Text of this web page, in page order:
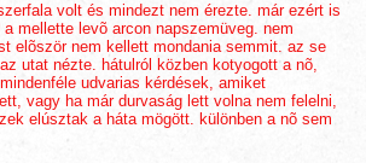
volt és mindezt nem érezte. már ezért is
mellette levõ arcon napszemüveg. nem
elõször nem kellett mondania semmit. az se
utat nézte. hátulról közben kotyogott a nõ,
udvarias kérdések, amiket
vagy ha már durvaság lett volna nem felelni,
elúsztak a háta mögött. különben a nõ sem